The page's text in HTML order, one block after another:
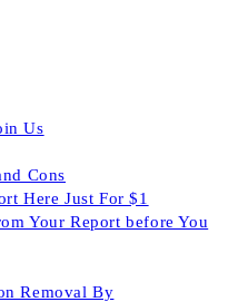
Us
Cons
Here Just For $1
Your Report before You
Removal By